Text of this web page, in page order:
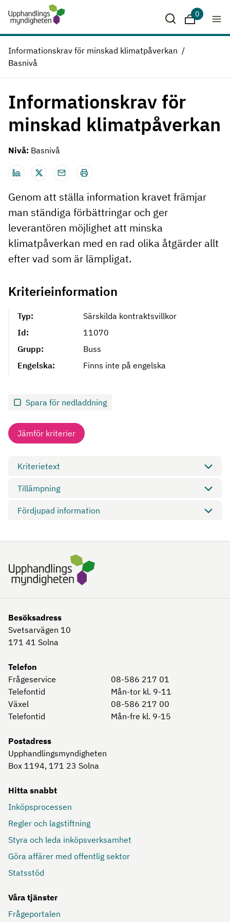
Hoppa till huvudinnehåll
Sparade
0
Informationskrav för minskad klimatpåverkan
Basnivå
Informationskrav för
minskad klimatpåverkan
Nivå: Basnivå
Genom att ställa information kravet främjar
man ständiga förbättringar och ger
leverantören möjlighet att minska
klimatpåverkan med en rad olika åtgärder allt
efter vad som är lämpligat.
Kriterieinformation
Typ:
Särskilda kontraktsvillkor
Id:
11070
Grupp:
Buss
Engelska:
Finns inte på engelska
Spara för nedladdning
Jämför kriterier
Kriterietext
Tillämpning
Fördjupad information
Besöksadress
Svetsarvägen 10
171 41 Solna
Telefon
Frågeservice
08-586 217 01
Telefontid
Mån-tor kl. 9-11
Växel
08-586 217 00
Telefontid
Mån-fre kl. 9-15
Postadress
Upphandlingsmyndigheten
Box 1194, 171 23 Solna
Hitta snabbt
Inköpsprocessen
Regler och lagstiftning
Styra och leda inköpsverksamhet
Göra affärer med offentlig sektor
Statsstöd
Våra tjänster
Frågeportalen